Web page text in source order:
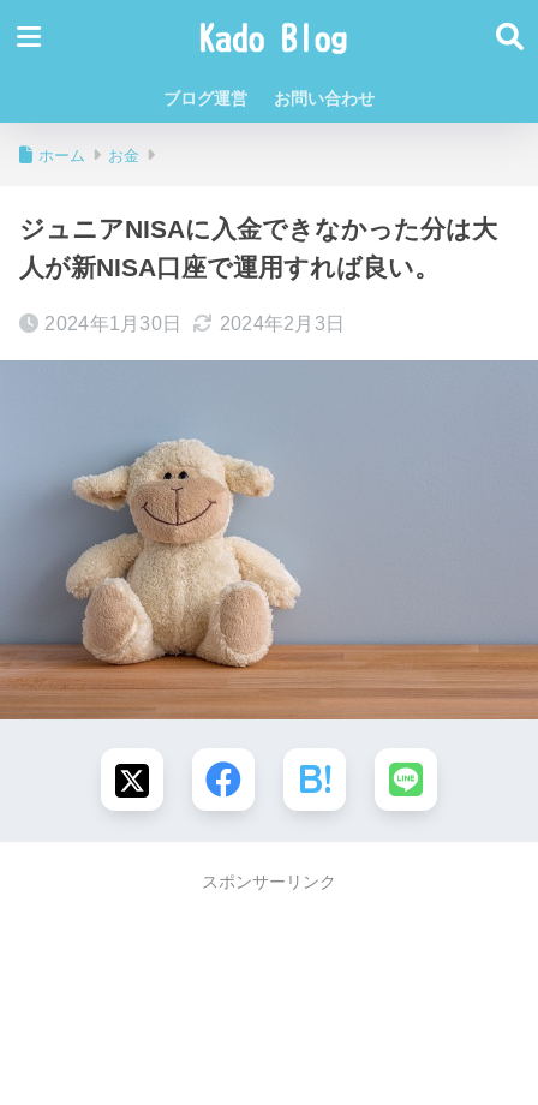
ブログ運営 お問い合わせ
ホーム お金
ジュニアNISAに入金できなかった分は大
人が新NISA口座で運用すれば良い。
2024年1月30日 2024年2月3日
スポンサーリンク